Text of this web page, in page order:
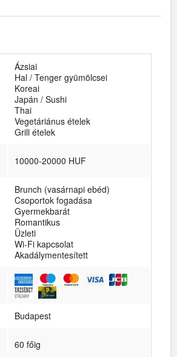
Ázsiai
Hal / Tenger gyümölcsei
Koreai
Japán / Sushi
Thai
Vegetáriánus ételek
Grill ételek
10000-20000 HUF
Brunch (vasárnapi ebéd)
Csoportok fogadása
Gyermekbarát
Romantikus
Üzleti
Wi-Fi kapcsolat
Akadálymentesített
Budapest
60 főig